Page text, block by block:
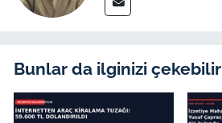
Bunlar da ilginizi çekebilir